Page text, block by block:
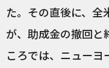
た。その直後に、全
が、助成金の撤回と
ころでは、ニュー